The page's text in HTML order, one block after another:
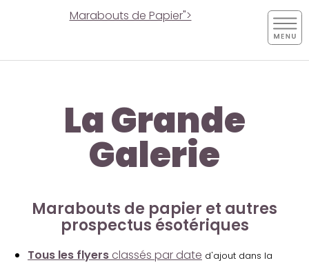
Marabouts de Papier">
La Grande
Galerie
Marabouts de papier et autres
prospectus ésotériques
Tous les flyers classés par date d'ajout dans la